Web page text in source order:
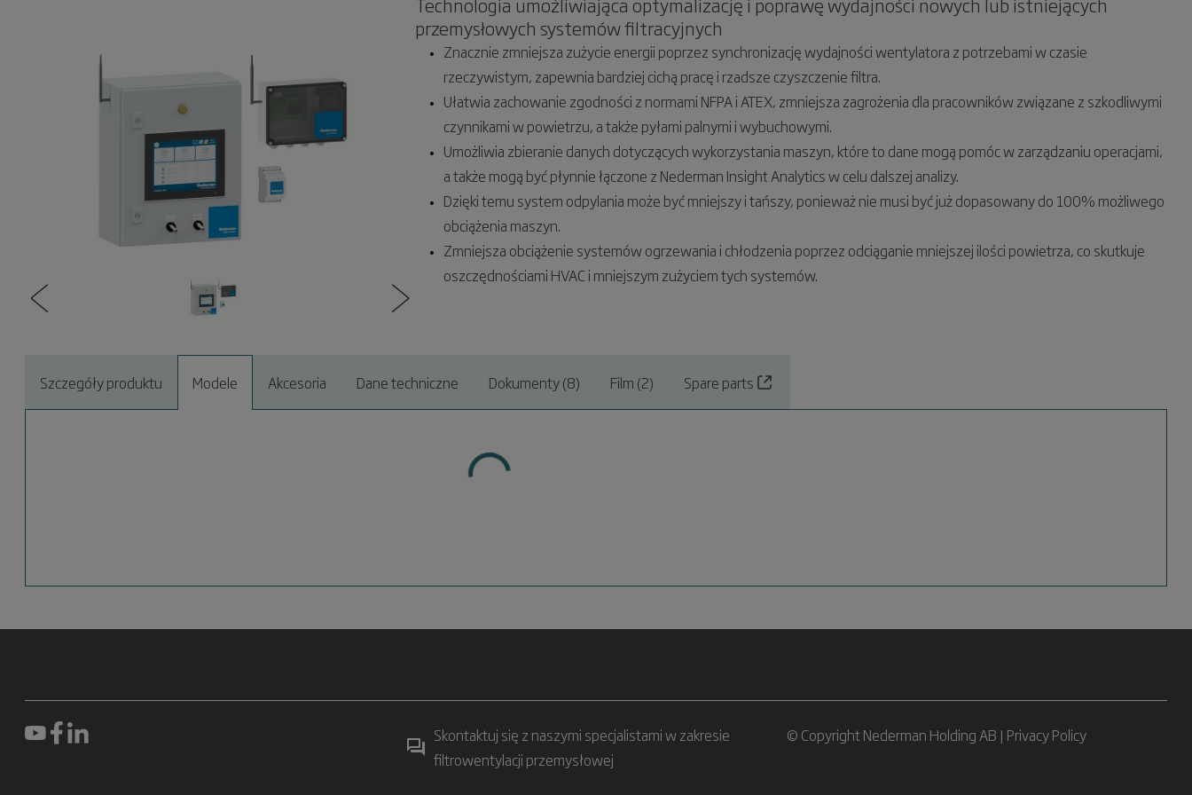
przemysłowych systemów filtracyjnych
Znacznie zmniejsza zużycie energii poprzez synchronizację wydajności wentylatora z potrzebami w czasie
rzeczywistym, zapewnia bardziej cichą pracę i rzadsze czyszczenie filtra.
Ułatwia zachowanie zgodności z normami NFPA i ATEX, zmniejsza zagrożenia dla pracowników związane z szkodliwymi
czynnikami w powietrzu, a także pyłami palnymi i wybuchowymi.
Umożliwia zbieranie danych dotyczących wykorzystania maszyn, które to dane mogą pomóc w zarządzaniu operacjami,
a także mogą być płynnie łączone z Nederman Insight Analytics w celu dalszej analizy.
Dzięki temu system odpylania może być mniejszy i tańszy, ponieważ nie musi być już dopasowany do 100% możliwego
obciążenia maszyn.
Zmniejsza obciążenie systemów ogrzewania i chłodzenia poprzez odciąganie mniejszej ilości powietrza, co skutkuje
oszczędnościami HVAC i mniejszym zużyciem tych systemów.
Szczegóły produktu Modele Akcesoria Dane techniczne Dokumenty (8) Film (2) Spare parts
Skontaktuj się z naszymi specjalistami w zakresie
filtrowentylacji przemysłowej
© Copyright Nederman Holding AB | Privacy Policy